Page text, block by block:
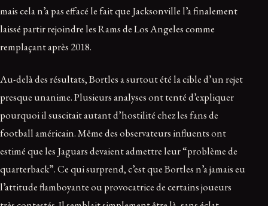
mais cela n’a pas effacé le fait que Jacksonville l’a finalement
laissé partir rejoindre les Rams de Los Angeles comme
remplaçant après 2018.
Au-delà des résultats, Bortles a surtout été la cible d’un rejet
presque unanime. Plusieurs analyses ont tenté d’expliquer
pourquoi il suscitait autant d’hostilité chez les fans de
football américain. Même des observateurs influents ont
estimé que les Jaguars devaient admettre leur “problème de
quarterback”. Ce qui surprend, c’est que Bortles n’a jamais eu
l’attitude flamboyante ou provocatrice de certains joueurs